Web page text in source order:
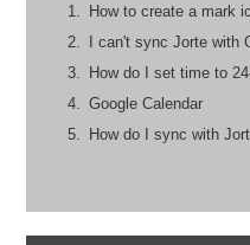
How to create a mark
I can't sync Jorte with
How do I set time to
Google Calendar
How do I sync with